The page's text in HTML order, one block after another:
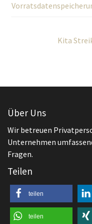
Kita
Über Uns
Wir betreuen
Unternehmen
Fragen.
Teilen
teilen
teilen